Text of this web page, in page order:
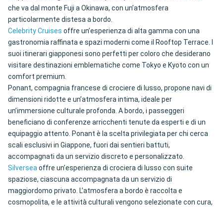
che va dal monte Fuji a Okinawa, con un’atmosfera
particolarmente distesa a bordo.
Celebrity Cruises offre un’esperienza di alta gamma con una
gastronomia raffinata e spazi moderni come il Rooftop Terrace. I
suoi itinerari giapponesi sono perfetti per coloro che desiderano
visitare destinazioni emblematiche come Tokyo e Kyoto con un
comfort premium.
Ponant, compagnia francese di crociere di lusso, propone navi di
dimensioni ridotte e un’atmosfera intima, ideale per
un’immersione culturale profonda. A bordo, i passeggeri
beneficiano di conferenze arricchenti tenute da esperti e di un
equipaggio attento. Ponant è la scelta privilegiata per chi cerca
scali esclusivi in Giappone, fuori dai sentieri battuti,
accompagnati da un servizio discreto e personalizzato.
Silverseaoffre un’esperienza di crociera di lusso con suite
spaziose, ciascuna accompagnata da un servizio di
maggiordomo privato. L’atmosfera a bordo è raccolta e
cosmopolita, e le attività culturali vengono selezionate con cura,